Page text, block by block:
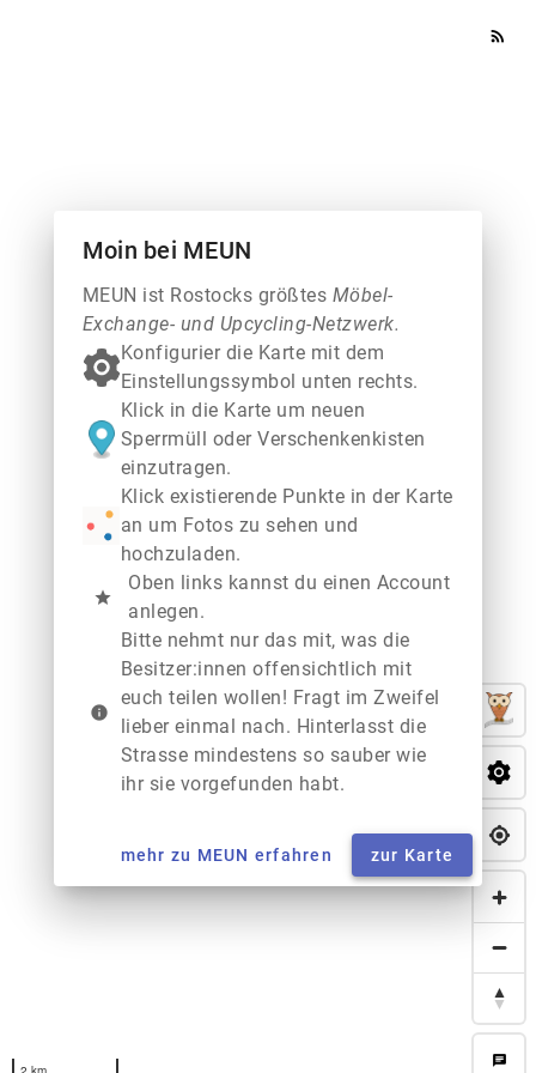
rss_feed
chat
Moin bei MEUN
MEUN ist Rostocks größtes Möbel-
Exchange- und Upcycling-Netzwerk.
Konfigurier die Karte mit dem
Einstellungssymbol unten rechts.
Klick in die Karte um neuen
Sperrmüll oder Verschenkenkisten
einzutragen.
Klick existierende Punkte in der Karte
an um Fotos zu sehen und
hochzuladen.
star
Oben links kannst du einen Account
anlegen.
info
Bitte nehmt nur das mit, was die
Besitzer:innen offensichtlich mit
euch teilen wollen! Fragt im Zweifel
lieber einmal nach. Hinterlasst die
Strasse mindestens so sauber wie
ihr sie vorgefunden habt.
mehr zu MEUN erfahren zur Karte